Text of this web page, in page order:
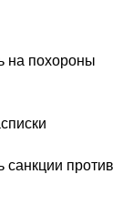
на похороны
санкции против